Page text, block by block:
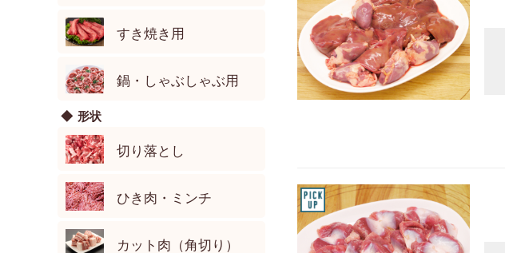
すき焼き用
鍋・しゃぶしゃぶ用
形状
切り落とし
ひき肉・ミンチ
カット肉（角切り）